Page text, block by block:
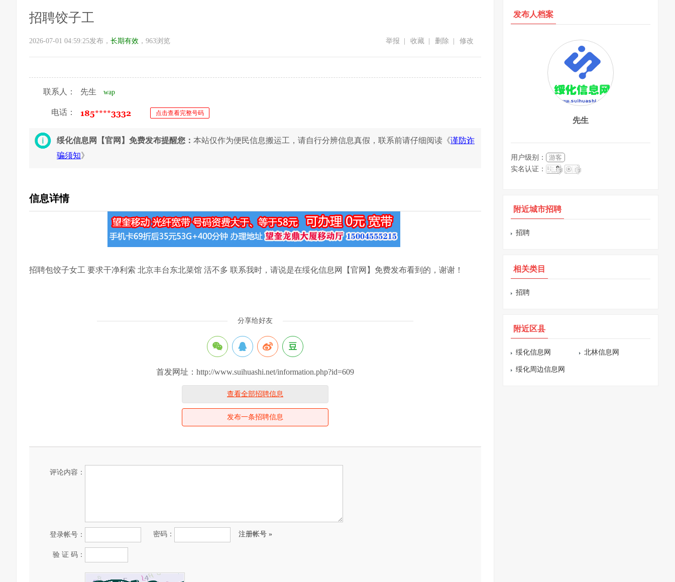
招聘饺子工
2026-07-01 04:59:25发布， 长期有效 ，963浏览 修改
删除 |
收藏 |
举报 |
联系人： 先生 wap
电话： 点击查看完整号码
绥化信息网【官网】免费发布提醒您： 本站仅作为便民信息搬运工，请自行分辨信息真假，联系前请仔细阅读《谨防诈
骗须知》
信息详情
招聘包饺子女工 要求干净利索 北京丰台东北菜馆 活不多 联系我时，请说是在绥化信息网【官网】免费发布看到的，谢谢！
分享给好友
首发网址：http://www.suihuashi.net/information.php?id=609
查看全部招聘信息
发布一条招聘信息
评论内容：
登录帐号： 密码： 注册帐号 »
验 证 码：
发布人档案
先生
用户级别：
游客
实名认证：
附近城市招聘
招聘
相关类目
招聘
附近区县
绥化信息网 北林信息网
绥化周边信息网